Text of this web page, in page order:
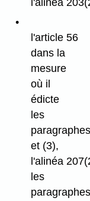
l'article 56
dans la
mesure
où il
édicte
les
et (3),
l'alinéa
les